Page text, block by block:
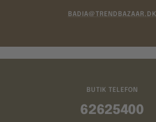
BADIA@TRENDBAZAAR.DK
BUTIK TELEFON
62625400